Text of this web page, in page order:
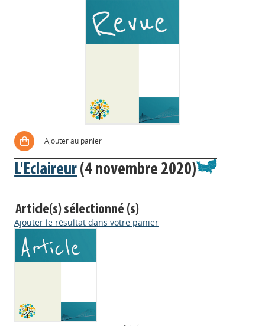
Ajouter au panier
L'Eclaireur(4 novembre 2020)
Article(s) sélectionné (s)
Ajouter le résultat dans votre panier